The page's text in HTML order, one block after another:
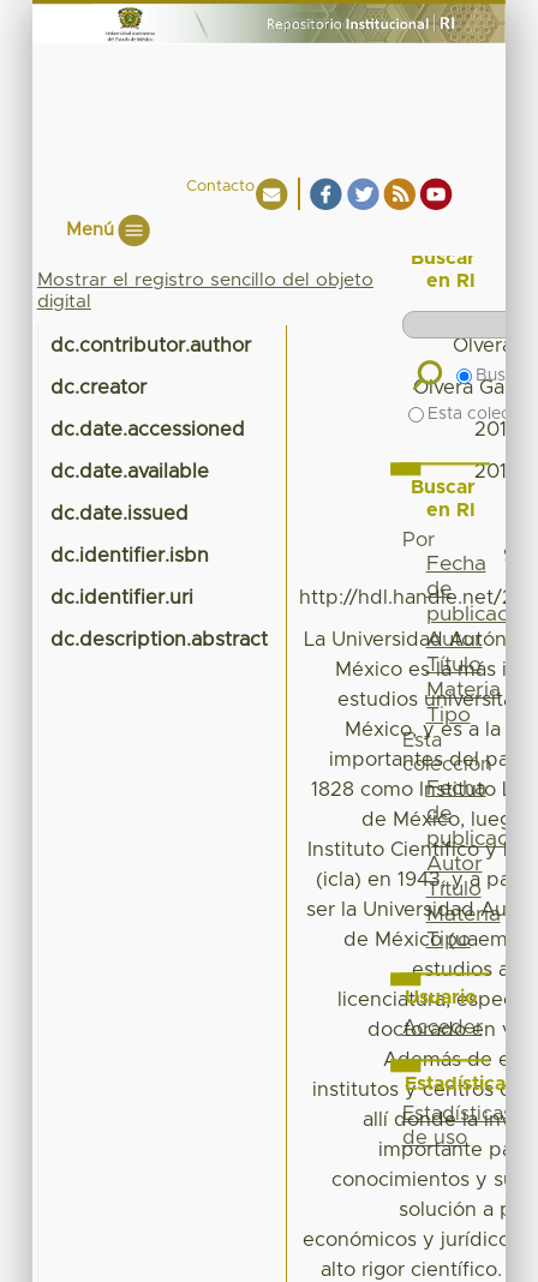
Contacto
Menú
Mostrar el registro sencillo del objeto
digital
dc.contributor.author Olvera
dc.creator Olvera
dc.date.accessioned 2015-
dc.date.available 2015-
dc.date.issued
dc.identifier.isbn
dc.identifier.uri http://hdl.handle.net/
dc.description.abstract
La Universidad
México es la más
estudios
México, y es a la
importantes del país.
1828 como Instituto
de México, luego
Instituto Científico y
(icla) en 1943, y a
ser la Universidad
de México (uaem).
estudios a
licenciatura,
doctorado en
Además de
institutos y centros de
allí donde la
importante
conocimientos y su
solución a
económicos y jurídicos,
alto rigor científico. La
Buscar
en RI
Buscar
Esta
Buscar
en RI
Por
Fecha
de
publicación
Autor
Título
Materia
Tipo
Esta
colección
Fecha
de
publicación
Autor
Título
Materia
Tipo
Usuario
Acceder
Estadísticas
Estadísticas
de uso